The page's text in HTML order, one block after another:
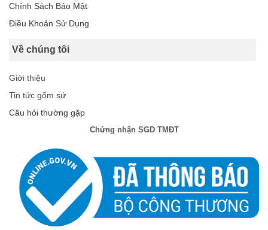
Chính Sách Bảo Mật
Điều Khoản Sử Dụng
Về chúng tôi
Giới thiệu
Tin tức gốm sứ
Câu hỏi thường gặp
Chứng nhận SGD TMĐT